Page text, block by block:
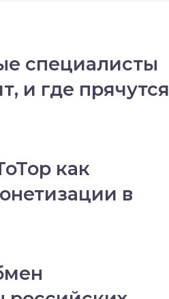
специалисты
и где прячутся
как
в